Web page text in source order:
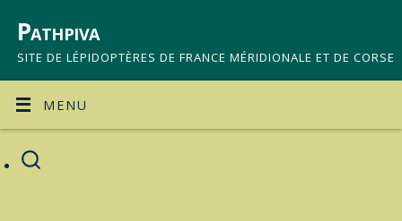
Pathpiva
SITE DE LÉPIDOPTÈRES DE FRANCE MÉRIDIONALE ET DE CORSE
MENU